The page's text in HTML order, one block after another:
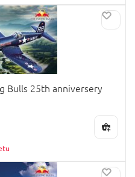
Bulls 25th anniversery